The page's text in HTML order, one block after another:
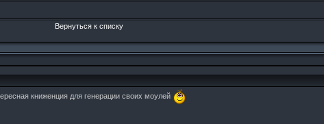
Вернуться к списку
книженция для генерации своих моулей